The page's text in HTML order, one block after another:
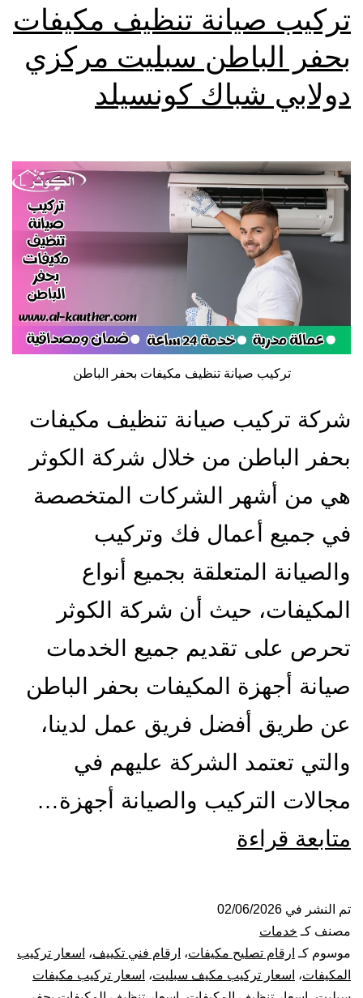
تركيب صيانة تنظيف مكيفات
بحفر الباطن سبليت مركزي
دولابي شباك كونسيلد
تركيب صيانة تنظيف مكيفات بحفر الباطن
شركة تركيب صيانة تنظيف مكيفات
بحفر الباطن من خلال شركة الكوثر
هي من أشهر الشركات المتخصصة
في جميع أعمال فك وتركيب
والصيانة المتعلقة بجميع أنواع
المكيفات، حيث أن شركة الكوثر
تحرص على تقديم جميع الخدمات
صيانة أجهزة المكيفات بحفر الباطن
عن طريق أفضل فريق عمل لدينا،
والتي تعتمد الشركة عليهم في
مجالات التركيب والصيانة أجهزة…
متابعة قراءة
تنظيف
مكيفات
بحفر
تم النشر في 02/06/2026
مصنف كـ خدمات
موسوم كـ ارقام تصليح مكيفات، ارقام فني تكييف، اسعار تركيب
المكيفات، اسعار تركيب مكيف سبليت، اسعار تركيب مكيفات